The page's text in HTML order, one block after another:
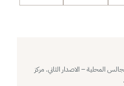
تقرير المجالس المحلية – الاصدار الثاني. مركز